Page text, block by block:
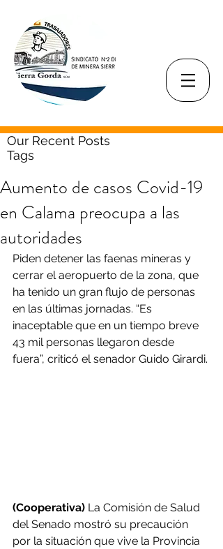
Our Recent Posts
Tags
Aumento de casos Covid-19
en Calama preocupa a las
autoridades
Piden detener las faenas mineras y
cerrar el aeropuerto de la zona, que
ha tenido un gran flujo de personas
en las últimas jornadas. “Es
inaceptable que en un tiempo breve
43 mil personas llegaron desde
fuera”, criticó el senador Guido Girardi.
(Cooperativa) La Comisión de Salud
del Senado mostró su precaución
por la situación que vive la Provincia